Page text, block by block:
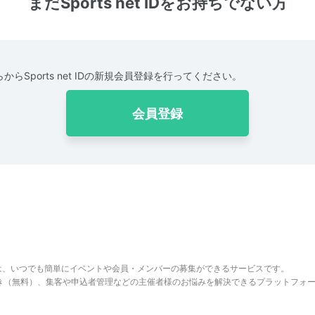
からSports net IDの新規会員登録を行ってください。
会員登録
いつでも簡単にイベントや会員・メンバーの募集ができるサービスです。
無料）、集客や申込者管理などの主催者様のお悩みを解決できるプラットフォー